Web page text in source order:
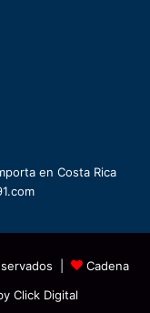
en Costa Rica
|
Cadena
Click Digital